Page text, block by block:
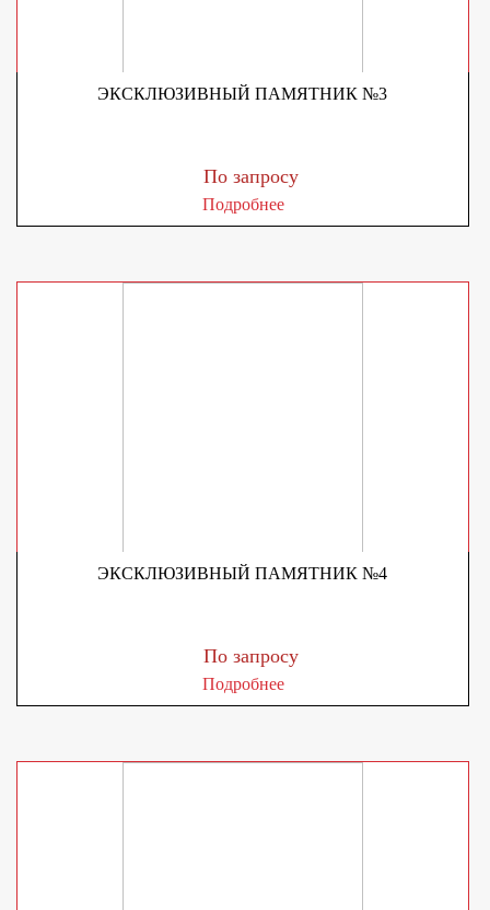
ЭКСКЛЮЗИВНЫЙ ПАМЯТНИК №3
По запросу
Подробнее
ЭКСКЛЮЗИВНЫЙ ПАМЯТНИК №4
По запросу
Подробнее